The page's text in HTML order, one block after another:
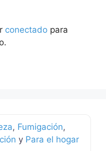
conectado para
, Fumigación,
y Para el hogar